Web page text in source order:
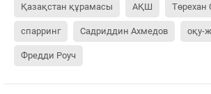
Қазақстан құрамасы АҚШ Төрехан
спарринг Садриддин Ахмедов оқу-
Фредди Роуч